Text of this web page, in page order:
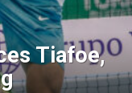
Tiafoe,